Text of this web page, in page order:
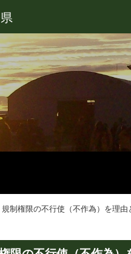
規制権限の不行使（不作為）を理